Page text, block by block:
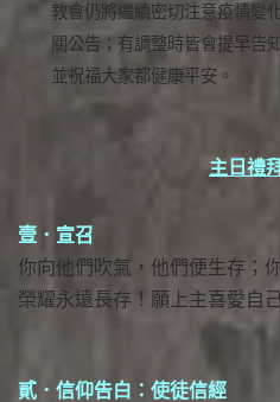
教會仍將繼續密切注意疫情變
關公告；有調整時皆會提早告
並祝福大家都健康平安。
主日禮
壹．宣召
你向他們吹氣，他們便生存；
榮耀永遠長存！願上主喜愛自
貳．信仰告白：使徒信經